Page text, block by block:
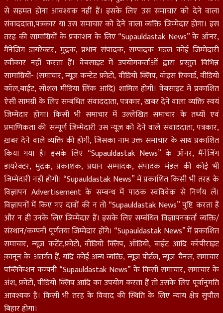
से सहमत होना आवश्यक नहीं हैं। इसके लिए उस समाचार को देने वाला
संवाददाता,पत्रकार या उस समाचार को देने वाला व्यक्ति जिम्मेदार होगा। इस
तरह की सामाग्रियों के प्रकाशन के लिए “Supauldastak News” के ऑनर,
मैंनेजिंग डायरेक्टर, मुद्रक, प्रधान संपादक, सम्पादक मंडल कोई जिम्मेदारी
स्वीकार नहीं करता हैं। वेबसाइट में उपयोगकर्ताओं द्वारा प्रस्तुत विभिन्न
सामाग्रियों- (समाचार, न्यूज़ कन्टेट फ़ोटो, वीडियो क्लिप, वॉइस रिकार्ड, वीडियो
कॉल,बाईट, सोशल मीडिया लिंक आदि) शामिल होगी। वेबसाइट में प्रकाशित
ऐसी सामग्री के लिए सम्बंधित संवाददाता, पत्रकार, ख़बर देने वाला व्यक्ति स्वयं
जिम्मेदार होगा। किसी भी समाचार में उल्लेखित समाचार के तथ्यों एवं
प्रमाणिकता की सम्पूर्ण जिम्मेदारी उस न्यूज़ को देने वाले संवाददाता, पत्रकार,
ख़बर देने वाले व्यक्ति की होगी, जिसका नाम उक्त समाचार के साथ प्रकाशित
किया गया हैं। इसके लिए “Supauldastak News” के ऑनर, मैंनेजिंग
डायरेक्टर, मुद्रक, प्रकाशक, प्रधान सम्पादक, संपादक मंडल की कोई भी
जिम्मेदारी नहीं होगी। “Supauldastak News” में प्रकाशित किसी भी तरह के
विज्ञापन Advertisement के सम्बन्ध में पाठक स्वविवेक से निर्णय लें।
विज्ञापनों में किए गए दावों की न तो “Supauldastak News” पुष्टि करता हैं
और न ही उनके लिए जिम्मेदार हैं। इसके लिए सम्बंधित विज्ञापनकर्ता व्यक्ति/
संस्थान/कम्पनी पूर्णतया जिम्मेदार होंगे। “Supauldastak News” में प्रकाशित
समाचार, न्यूज़ कटेंट,फ़ोटो, वीडियो क्लिप, ऑडियो, बाईट आदि कॉपीराइट
क़ानून के अंतर्गत हैं, यदि कोई अन्य व्यक्ति, न्यूज़ पोर्टल, न्यूज चैनल, समाचार
पब्लिकेशन कम्पनी “Supauldastak News” के किसी समाचार, समाचार के
अंश, फ़ोटो, वीडियो क्लिप आदि का उपयोग करता हैं तो उसके लिए पूर्वानुमति
आवश्यक हैं। किसी भी तरह के विवाद की स्थिति के लिए न्याय क्षेत्र सुपौल
बिहार होगा।